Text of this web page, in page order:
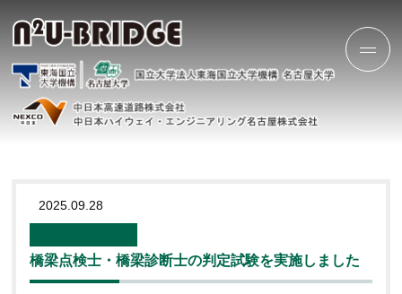
2025.09.28
橋梁点検士・橋梁診断士の判定試験を実施しました